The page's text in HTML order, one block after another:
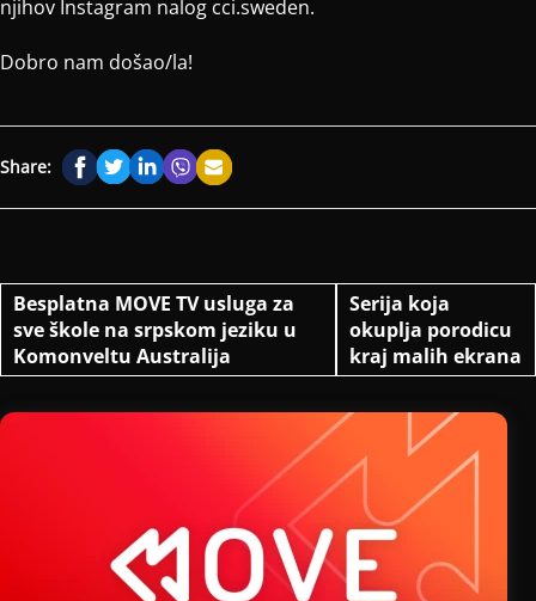
njihov Instagram nalog cci.sweden.
Dobro nam došao/la!
Share:
Besplatna MOVE TV usluga za
sve škole na srpskom jeziku u
Komonveltu Australija
Serija koja
okuplja porodicu
kraj malih ekrana